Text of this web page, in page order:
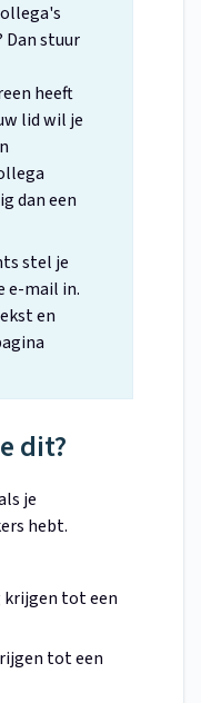
stuur
heeft
lid wil je
dan een
stel je
e-mail in.
en
dit?
je
hebt.
krijgen tot een
tot een